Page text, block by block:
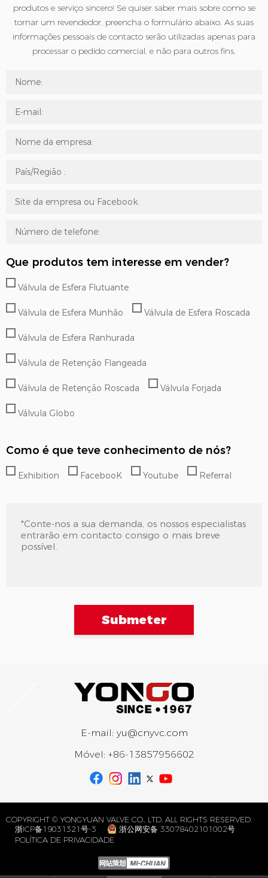
produtos e serviço sincero! Se quiser saber mais sobre como se
tornar um revendedor, preencha o formulário abaixo. As suas
informações pessoais de contacto serão utilizadas apenas para
processar o pedido comercial, e não para outros fins.
Que produtos tem interesse em vender?
Válvula de Esfera Flutuante
Válvula de Esfera Munhão Válvula de Esfera Roscada
Válvula de Esfera Ranhurada
Válvula de Retenção Flangeada
Válvula de Retenção Roscada Válvula Forjada
Válvula Globo
Como é que teve conhecimento de nós?
Exhibition FacebooK Youtube Referral
Submeter
E-mail: yu@cnyvc.com
Móvel: +86-13857956602
COPYRIGHT © YONGYUAN VALVE CO., LTD. ALL RIGHTS RESERVED.
浙ICP备19031321号-3
浙公网安备 33078402101002号
POLÍTICA DE PRIVACIDADE